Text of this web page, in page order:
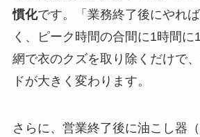
慣化です。「業務終了後にやれ
く、ピーク時間の合間に1時間に
網で衣のクズを取り除くだけで
ドが大きく変わります。
さらに、営業終了後に油こし器